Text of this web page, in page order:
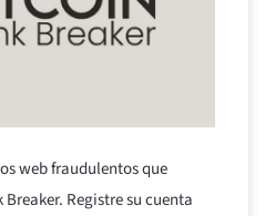
web fraudulentos que
Registre su cuenta